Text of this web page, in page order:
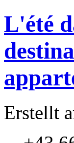
L'été
Erstellt